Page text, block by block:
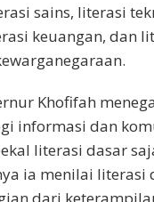
sains, literasi
keuangan, dan
Khofifah
informasi dan
literasi dasar
ia menilai literasi